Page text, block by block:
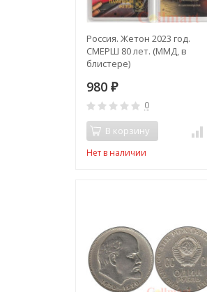
Россия. Жетон 2023 год.
СМЕРШ 80 лет. (ММД, в
блистере)
980 ₽
0
В корзину
Нет в наличии